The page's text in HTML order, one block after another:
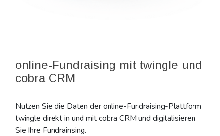
online-Fundraising mit twingle und
cobra CRM
Nutzen Sie die Daten der online-Fundraising-Plattform
twingle direkt in und mit cobra CRM und digitalisieren
Sie Ihre Fundrainsing.